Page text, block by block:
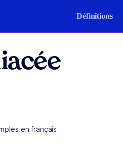
Définitions
en français